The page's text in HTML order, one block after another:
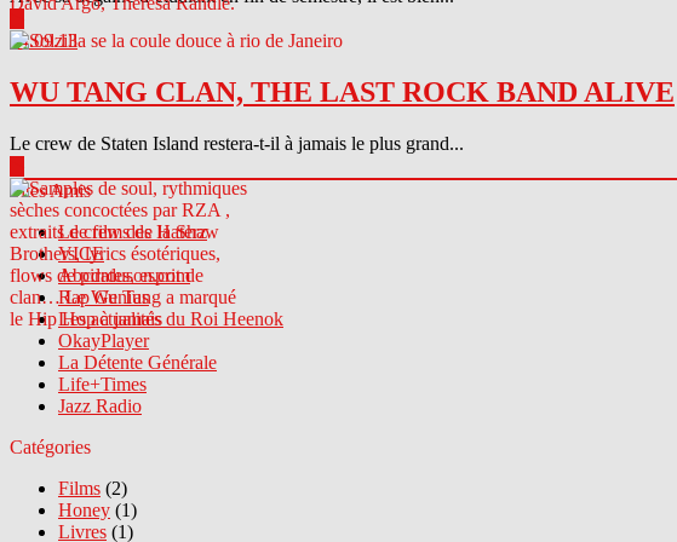
04.09.13
WU TANG CLAN, THE LAST ROCK BAND ALIVE
Le crew de Staten Island restera-t-il à jamais le plus grand...
Sites Amis
Le crew des Haterz
VICE
Abcdrduson.com
Rap Genius
Les actualités du Roi Heenok
OkayPlayer
La Détente Générale
Life+Times
Jazz Radio
Catégories
Films (2)
Honey (1)
Livres (1)